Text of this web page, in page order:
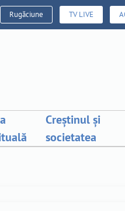
Rugăciune TV LIVE
Creștinul și
societatea